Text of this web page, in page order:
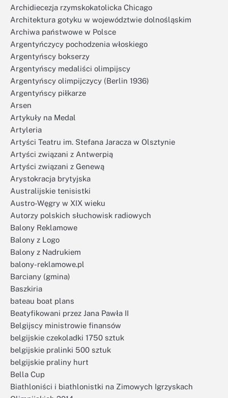
Archidiecezja rzymskokatolicka Chicago
Architektura gotyku w województwie dolnośląskim
Archiwa państwowe w Polsce
Argentyńczycy pochodzenia włoskiego
Argentyńscy bokserzy
Argentyńscy medaliści olimpijscy
Argentyńscy olimpijczycy (Berlin 1936)
Argentyńscy piłkarze
Arsen
Artykuły na Medal
Artyleria
Artyści Teatru im. Stefana Jaracza w Olsztynie
Artyści związani z Antwerpią
Artyści związani z Genewą
Arystokracja brytyjska
Australijskie tenisistki
Austro-Węgry w XIX wieku
Autorzy polskich słuchowisk radiowych
Balony Reklamowe
Balony z Logo
Balony z Nadrukiem
balony-reklamowe.pl
Barciany (gmina)
Baszkiria
bateau boat plans
Beatyfikowani przez Jana Pawła II
Belgijscy ministrowie finansów
belgijskie czekoladki 1750 sztuk
belgijskie pralinki 500 sztuk
belgijskie praliny hurt
Bella Cup
Biathloniści i biathlonistki na Zimowych Igrzyskach